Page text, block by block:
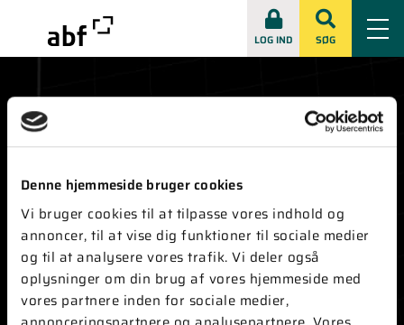
Denne hjemmeside bruger cookies
Vi bruger cookies til at tilpasse vores indhold og
annoncer, til at vise dig funktioner til sociale medier
og til at analysere vores trafik. Vi deler også
oplysninger om din brug af vores hjemmeside med
vores partnere inden for sociale medier,
LOG IND SØG
KONTAKT
Vester Farimagsgade 1, 8. sal
1606 København V
Tlf:+45 33 86 28 30
E-mail:abf@abf-rep.dk